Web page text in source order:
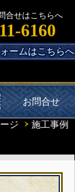
合せはこちらへ
6160
ームはこちらへ
お問合せ
ジ 施工事例